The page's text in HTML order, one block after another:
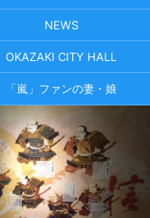
NEWS
OKAZAKI CITY HALL
「嵐」ファンの妻・娘